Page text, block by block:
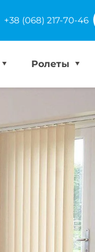
+38 (068) 217-70-46
Ролеты